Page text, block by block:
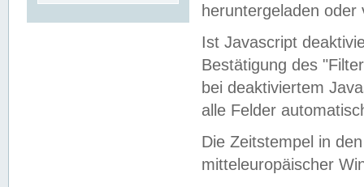
heruntergeladen oder
Ist Javascript
Bestätigung des
bei deaktiviertem
alle Felder
Die Zeitstempel in
mitteleuropäischer